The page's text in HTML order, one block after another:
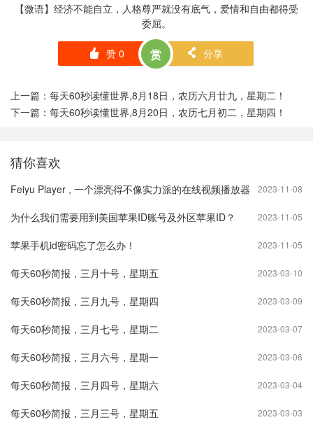
【微语】经济不能自立，人格尊严就没有底气，爱情和自由都得受
委屈。
󰄼 赞 0 赏 󰄯 分享
上一篇： 每天60秒读懂世界,8月18日，农历六月廿九，星期二！
下一篇： 每天60秒读懂世界,8月20日，农历七月初二，星期四！
猜你喜欢
2023-11-08
Feiyu Player , 一个漂亮得不像实力派的在线视频播放器
2023-11-05
为什么我们需要用到美国苹果ID账号及外区苹果ID？
2023-11-05
苹果手机id密码忘了怎么办！
2023-03-10
每天60秒简报，三月十号，星期五
2023-03-09
每天60秒简报，三月九号，星期四
2023-03-07
每天60秒简报，三月七号，星期二
2023-03-06
每天60秒简报，三月六号，星期一
2023-03-04
每天60秒简报，三月四号，星期六
2023-03-03
每天60秒简报，三月三号，星期五